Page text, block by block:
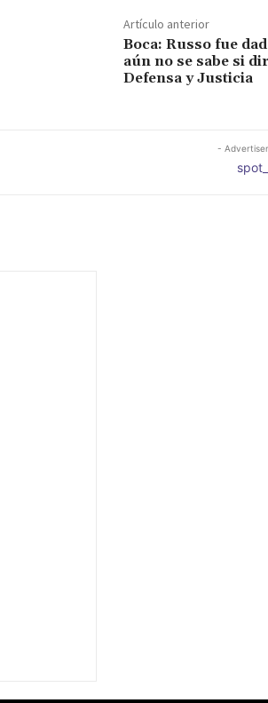
Artículo anterior
Boca: Russo fue
aún no se sabe si
Defensa y Justicia
-